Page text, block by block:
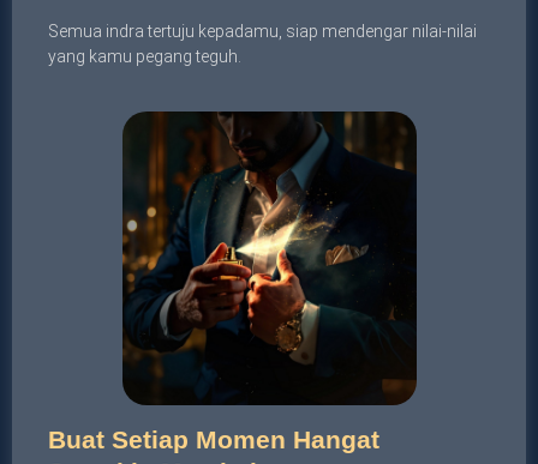
Semua indra tertuju kepadamu, siap mendengar nilai-nilai
yang kamu pegang teguh.
Buat Setiap Momen Hangat